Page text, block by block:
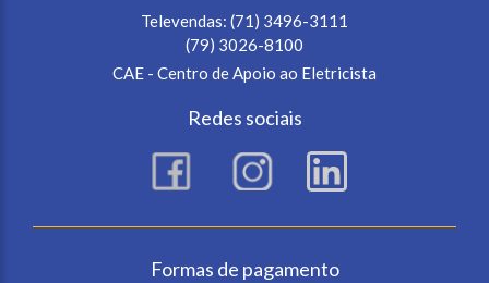
Televendas: (71) 3496-3111
(79) 3026-8100
CAE - Centro de Apoio ao Eletricista
Redes sociais
Formas de pagamento